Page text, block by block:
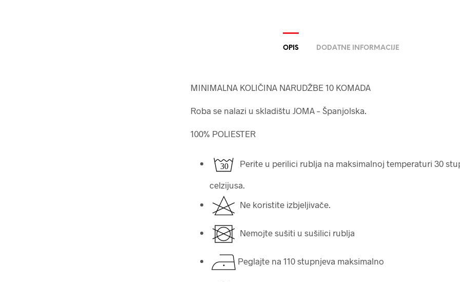
OPIS DODATNE INFORMACIJE
MINIMALNA KOLIČINA NARUDŽBE 10 KOMADA
Roba se nalazi u skladištu JOMA – Španjolska.
100% POLIESTER
Perite u perilici rublja na maksimalnoj temperaturi 30
celzijusa.
Ne koristite izbjeljivače.
Nemojte sušiti u sušilici rublja
Peglajte na 110 stupnjeva maksimalno